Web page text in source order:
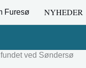
NYHEDER
ved Søndersø